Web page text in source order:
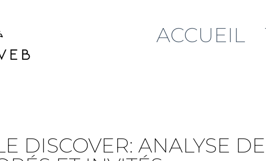
ACCUEIL
DISCOVER: ANALYSE